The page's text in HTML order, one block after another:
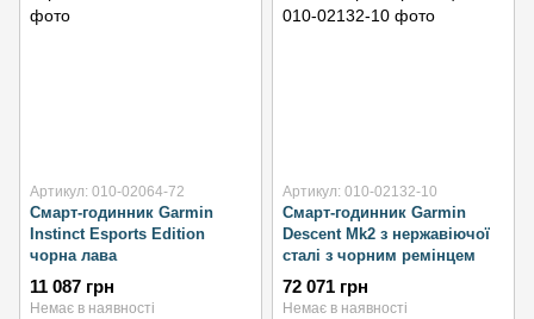
Артикул: 010-02064-72
Смарт-годинник Garmin
Instinct Esports Edition
чорна лава
11 087 грн
Немає в наявності
Артикул: 010-02132-10
Смарт-годинник Garmin
Descent Mk2 з нержавіючої
сталі з чорним ремінцем
72 071 грн
Немає в наявності